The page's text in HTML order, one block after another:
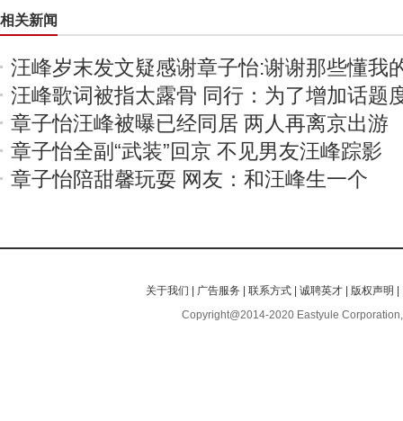
相关新闻
汪峰岁末发文疑感谢章子怡:谢谢那些懂我
汪峰歌词被指太露骨 同行：为了增加话题
章子怡汪峰被曝已经同居 两人再离京出游
章子怡全副“武装”回京 不见男友汪峰踪影
章子怡陪甜馨玩耍 网友：和汪峰生一个
关于我们 广告服务 |联系方式 |诚聘英才 版权声明
Copyright@2014-2020 Eastyule